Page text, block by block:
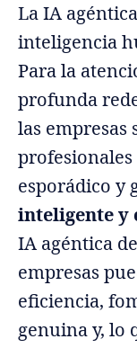
La IA
inteligencia
Para la
profunda
las empresas
esporádico y
inteligente y
IA agéntica
empresas
eficiencia,
genuina y, lo